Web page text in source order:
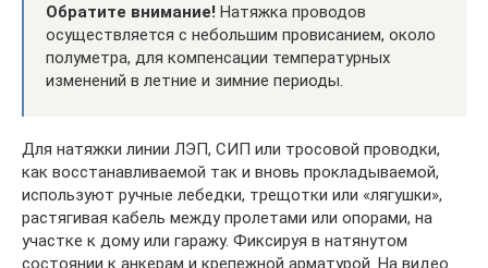
Обратите внимание! Натяжка проводов
осуществляется с небольшим провисанием, около
полуметра, для компенсации температурных
изменений в летние и зимние периоды.
Для натяжки линии ЛЭП, СИП или тросовой проводки,
как восстанавливаемой так и вновь прокладываемой,
используют ручные лебедки, трещотки или «лягушки»,
растягивая кабель между пролетами или опорами, на
участке к дому или гаражу. Фиксируя в натянутом
состоянии к анкерам и крепежной арматурой. На видео